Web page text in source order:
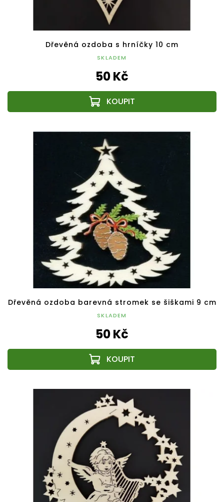
Dřevěná ozdoba s hrníčky 10 cm
SKLADEM
50 Kč
Dřevěná ozdoba barevná stromek se šiškami 9 cm
SKLADEM
50 Kč